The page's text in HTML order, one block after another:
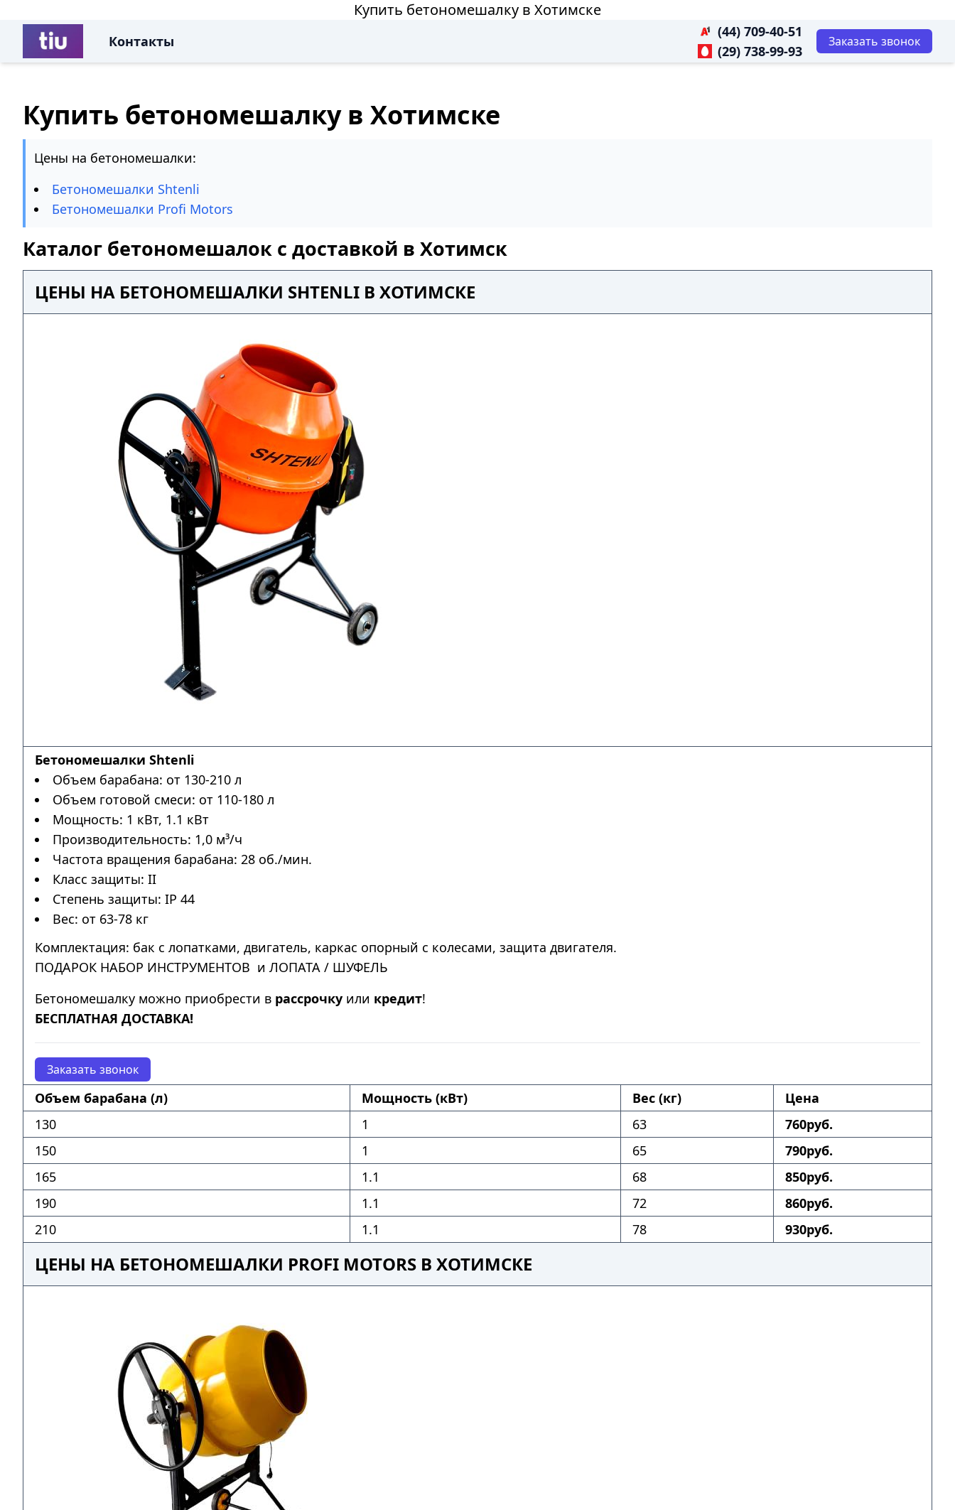
Купить бетономешалку в Хотимске
Контакты
(44) 709-40-51
(29) 738-99-93
Заказать звонок
Купить бетономешалку в Хотимске
Цены на бетономешалки:
Бетономешалки Shtenli
Бетономешалки Profi Motors
Каталог бетономешалок с доставкой в Хотимск
ЦЕНЫ НА БЕТОНОМЕШАЛКИ SHTENLI В ХОТИМСКЕ
Бетономешалки Shtenli
Объем барабана: от 130-210 л
Объем готовой смеси: от 110-180 л
Мощность: 1 кВт, 1.1 кВт
Производительность: 1,0 м³/ч
Частота вращения барабана: 28 об./мин.
Класс защиты: II
Степень защиты: IP 44
Вес: от 63-78 кг
Комплектация: бак с лопатками, двигатель, каркас опорный с колесами, защита двигателя.
ПОДАРОК НАБОР ИНСТРУМЕНТОВ и ЛОПАТА / ШУФЕЛЬ
Бетономешалку можно приобрести в рассрочку или кредит!
БЕСПЛАТНАЯ ДОСТАВКА!
Заказать звонок
Объем барабана (л) Мощность (кВт) Вес (кг)
Цена
130
1 63
760руб.
150
1 65
790руб.
165
1.1 68
850руб.
190
1.1 72
860руб.
210
1.1 78 930руб.
ЦЕНЫ НА БЕТОНОМЕШАЛКИ PROFI MOTORS В ХОТИМСКЕ